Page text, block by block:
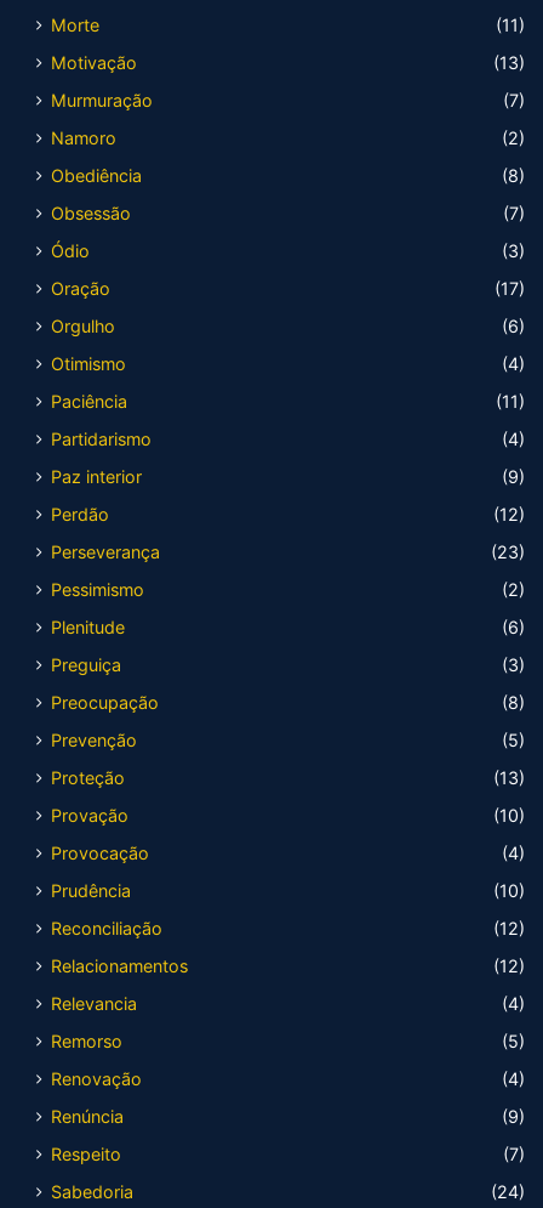
Morte
(11)
Motivação
(13)
Murmuração
(7)
Namoro
(2)
Obediência
(8)
Obsessão
(7)
Ódio
(3)
Oração
(17)
Orgulho
(6)
Otimismo
(4)
Paciência
(11)
Partidarismo
(4)
Paz interior
(9)
Perdão
(12)
Perseverança
(23)
Pessimismo
(2)
Plenitude
(6)
Preguiça
(3)
Preocupação
(8)
Prevenção
(5)
Proteção
(13)
Provação
(10)
Provocação
(4)
Prudência
(10)
Reconciliação
(12)
Relacionamentos
(12)
Relevancia
(4)
Remorso
(5)
Renovação
(4)
Renúncia
(9)
Respeito
(7)
Sabedoria
(24)